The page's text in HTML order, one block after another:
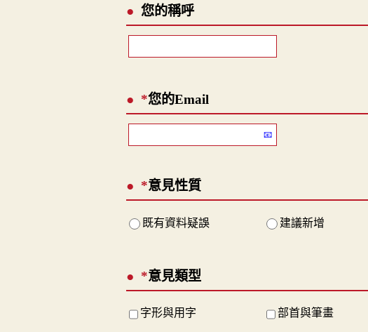
您的稱呼
*您的Email
*意見性質
既有資料疑誤 建議新增
*意見類型
字形與用字 部首與筆畫